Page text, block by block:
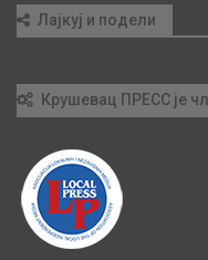
Лајкуј и подели
Крушевац ПРЕСС је